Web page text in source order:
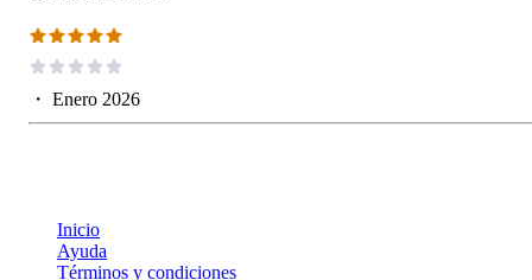
・ Enero 2026
Inicio
Ayuda
Términos y condiciones